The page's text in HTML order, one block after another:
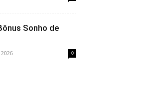
Sonho de
2026 0